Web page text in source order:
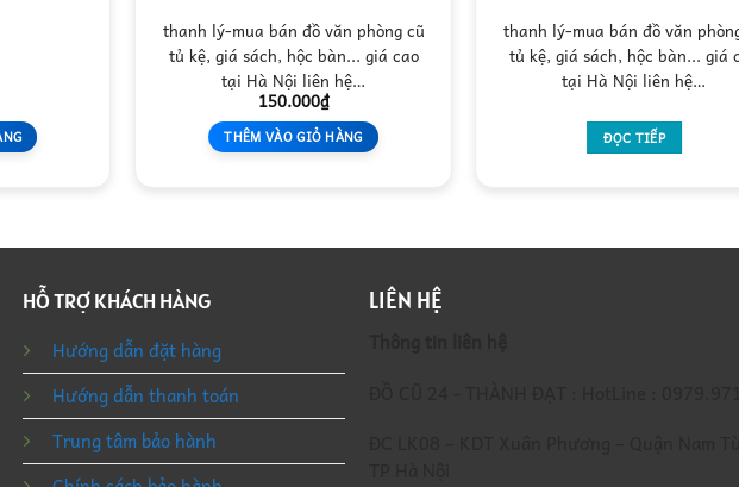
thanh lý-mua bán đồ văn phòng cũ
tủ kệ, giá sách, hộc bàn... giá cao
tại Hà Nội liên hệ…
150.000₫
THÊM VÀO GIỎ HÀNG
thanh lý-mua bán đồ văn
tủ kệ, giá sách, hộc bàn... giá
tại Hà Nội liên hệ…
ĐỌC TIẾP
HỖ TRỢ KHÁCH HÀNG
Hướng dẫn đặt hàng
Hướng dẫn thanh toán
Trung tâm bảo hành
LIÊN HỆ